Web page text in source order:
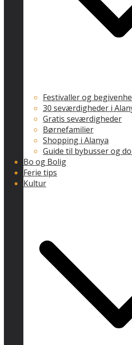
Festivaller og
30 seværdigheder i
Gratis seværdigheder
Børnefamilier
Shopping i Alanya
Guide til bybusser og
Bo og Bolig
Ferie tips
Kultur